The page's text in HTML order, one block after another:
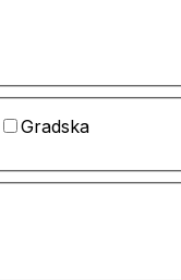
Gradska